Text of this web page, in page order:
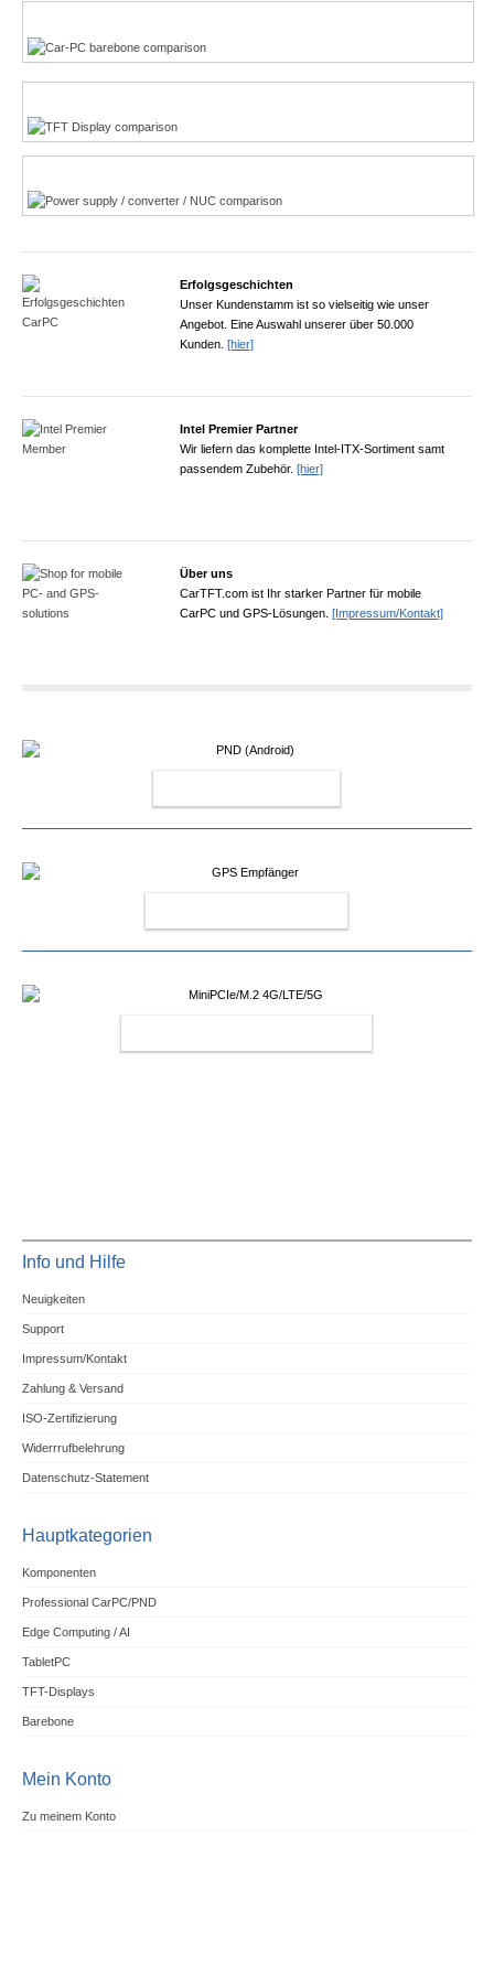
Erfolgsgeschichten
Unser Kundenstamm ist so vielseitig wie unser
Angebot. Eine Auswahl unserer über 50.000
Kunden. [hier]
Intel Premier Partner
Wir liefern das komplette Intel-ITX-Sortiment samt
passendem Zubehör. [hier]
Über uns
CarTFT.com ist Ihr starker Partner für mobile
CarPC und GPS-Lösungen. [Impressum/Kontakt]
Info und Hilfe
Neuigkeiten
Support
Impressum/Kontakt
Zahlung & Versand
ISO-Zertifizierung
Widerrrufbelehrung
Datenschutz-Statement
Hauptkategorien
Komponenten
Professional CarPC/PND
Edge Computing / AI
TabletPC
TFT-Displays
Barebone
Mein Konto
Zu meinem Konto